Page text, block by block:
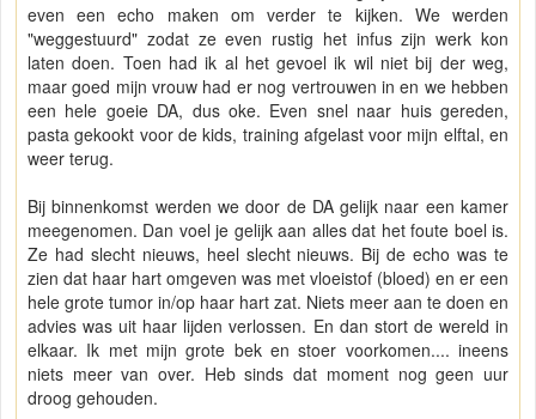
even een echo maken om verder te kijken. We werden
"weggestuurd" zodat ze even rustig het infus zijn werk kon
laten doen. Toen had ik al het gevoel ik wil niet bij der weg,
maar goed mijn vrouw had er nog vertrouwen in en we hebben
een hele goeie DA, dus oke. Even snel naar huis gereden,
pasta gekookt voor de kids, training afgelast voor mijn elftal, en
weer terug.
Bij binnenkomst werden we door de DA gelijk naar een kamer
meegenomen. Dan voel je gelijk aan alles dat het foute boel is.
Ze had slecht nieuws, heel slecht nieuws. Bij de echo was te
zien dat haar hart omgeven was met vloeistof (bloed) en er een
hele grote tumor in/op haar hart zat. Niets meer aan te doen en
advies was uit haar lijden verlossen. En dan stort de wereld in
elkaar. Ik met mijn grote bek en stoer voorkomen.... ineens
niets meer van over. Heb sinds dat moment nog geen uur
droog gehouden.